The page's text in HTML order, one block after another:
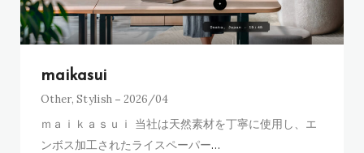
maikasui
Other,Stylish 2026/04
ｍａｉｋａｓｕｉ 当社は天然素材を丁寧に使用し、エ
ンボス加工されたライスペーパー…